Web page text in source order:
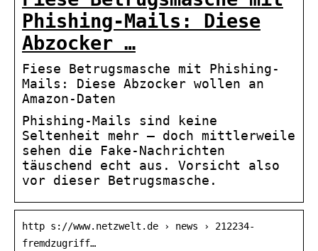
Phishing-Mails: Diese
Abzocker …
Fiese Betrugsmasche mit Phishing-
Mails: Diese Abzocker wollen an
Amazon-Daten
Phishing-Mails sind keine
Seltenheit mehr – doch mittlerweile
sehen die Fake-Nachrichten
täuschend echt aus. Vorsicht also
vor dieser Betrugsmasche.
http s://www.netzwelt.de › news › 212234-
fremdzugriff…